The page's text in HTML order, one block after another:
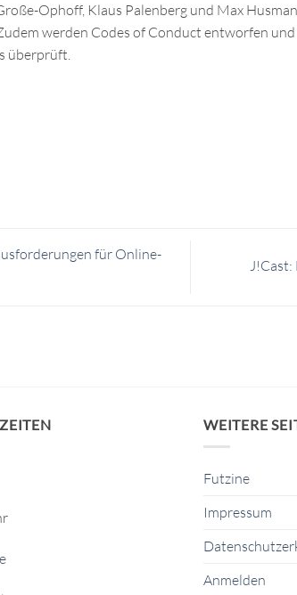
Ophoff, Klaus Palenberg und Max
werden Codes of Conduct entworfen
überprüft.
für Online-
WEITERE
Futzine
Impressum
Anmelden